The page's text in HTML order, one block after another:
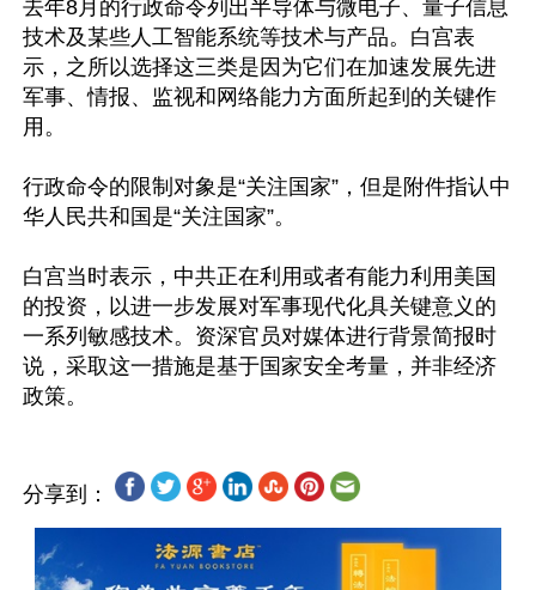
去年8月的行政命令列出半导体与微电子、量子信息
技术及某些人工智能系统等技术与产品。白宫表
示，之所以选择这三类是因为它们在加速发展先进
军事、情报、监视和网络能力方面所起到的关键作
用。
行政命令的限制对象是“关注国家”，但是附件指认中
华人民共和国是“关注国家”。
白宫当时表示，中共正在利用或者有能力利用美国
的投资，以进一步发展对军事现代化具关键意义的
一系列敏感技术。资深官员对媒体进行背景简报时
说，采取这一措施是基于国家安全考量，并非经济
分享到：